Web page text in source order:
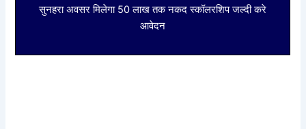
सुनहरा अवसर मिलेगा 50 लाख तक नकद स्कॉलरशिप जल्दी करे
आवेदन